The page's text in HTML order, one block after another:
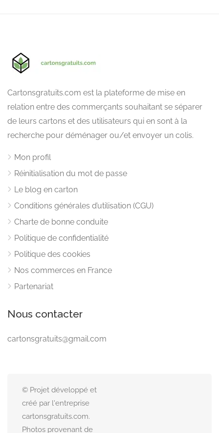
Cartonsgratuits.com est la plateforme de mise en
relation entre des commerçants souhaitant se séparer
de leurs cartons et des utilisateurs qui en sont à la
recherche pour déménager ou/et envoyer un colis.
Mon profil
Réinitialisation du mot de passe
Le blog en carton
Conditions générales d’utilisation (CGU)
Charte de bonne conduite
Politique de confidentialité
Politique des cookies
Nos commerces en France
Partenariat
Nous contacter
cartonsgratuits@gmail.com
© Projet développé et
créé par l'entreprise
cartonsgratuits.com.
Photos provenant de